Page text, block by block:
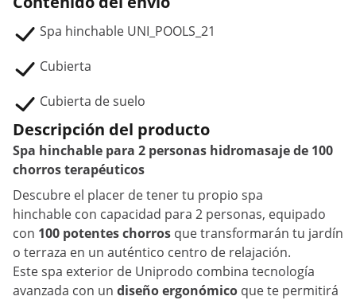
Spa hinchable UNI_POOLS_21
Cubierta
Cubierta de suelo
Descripción del producto
Spa hinchable para 2 personas hidromasaje de 100
chorros terapéuticos
Descubre el placer de tener tu propio spa
hinchable con capacidad para 2 personas, equipado
con 100 potentes chorros que transformarán tu jardín
o terraza en un auténtico centro de relajación.
Este spa exterior de Uniprodo combina tecnología
avanzada con un diseño ergonómico que te permitirá